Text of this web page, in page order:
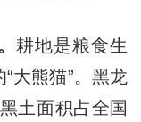
耕地是粮食生
大熊猫”。黑龙
土面积占全国